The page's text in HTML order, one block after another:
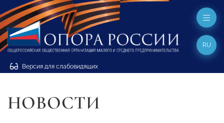
Версия для слабовидящих
RU
НОВОСТИ